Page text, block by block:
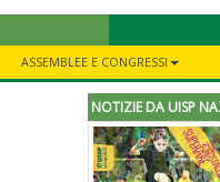
ASSEMBLEE E CONGRESSI
NOTIZIE DA UISP